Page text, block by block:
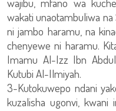
wakati unaotambuliwa na
ni jambo haramu, na
chenyewe ni haramu.
Imamu Al-Izz Ibn
Kutubi Al-Ilmiyah.
3-Kutokuwepo ndani
kuzalisha ugonvi,